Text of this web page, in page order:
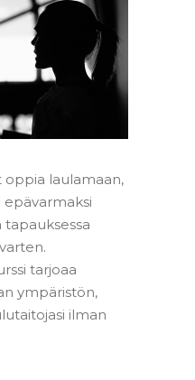
laulamaan,
tapauksessa
tarjoaa
ympäristön,
ilman